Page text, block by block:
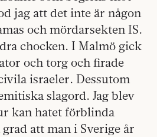
jag att det inte är någon
och mördarsekten IS.
chocken. I Malmö gick
och torg och firade
israeler. Dessutom
slagord. Jag blev
kan hatet förblinda
att man i Sverige år